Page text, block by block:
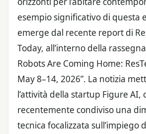
esempio significativo di questa
emerge dal recente report di
Today, all’interno della
Robots Are Coming Home:
May 8–14, 2026”. La notizia
l’attività della startup Figure AI,
recentemente condiviso una
tecnica focalizzata sull’impiego